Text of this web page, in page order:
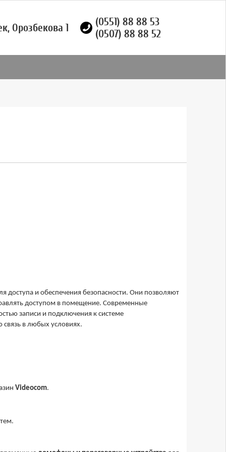
Орозбекова 1
(0551) 88 88 53
(0507) 88 88 52
доступа и обеспечения безопасности. Они позволяют
доступом в помещение. Современные
записи и подключения к системе
связь в любых условиях.
Videocom.